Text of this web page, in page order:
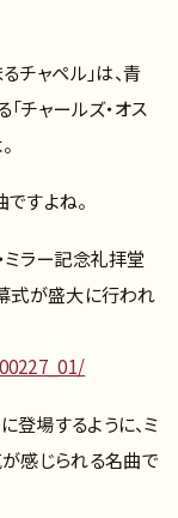
チャペル」は、青
チャールズ・オス
すよね。
ミラー記念礼拝堂
式が盛大に行われ
登場するように、ミ
感じられる名曲で